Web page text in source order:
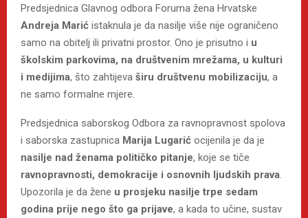
Predsjednica Glavnog odbora Foruma žena Hrvatske
Andreja Marić istaknula je da nasilje više nije ograničeno
samo na obitelj ili privatni prostor. Ono je prisutno i u
školskim parkovima, na društvenim mrežama, u kulturi
i medijima, što zahtijeva širu društvenu mobilizaciju, a
ne samo formalne mjere.
Predsjednica saborskog Odbora za ravnopravnost spolova
i saborska zastupnica Marija Lugarić ocijenila je da je
nasilje nad ženama političko pitanje, koje se tiče
ravnopravnosti, demokracije i osnovnih ljudskih prava.
Upozorila je da žene u prosjeku nasilje trpe sedam
godina prije nego što ga prijave, a kada to učine, sustav